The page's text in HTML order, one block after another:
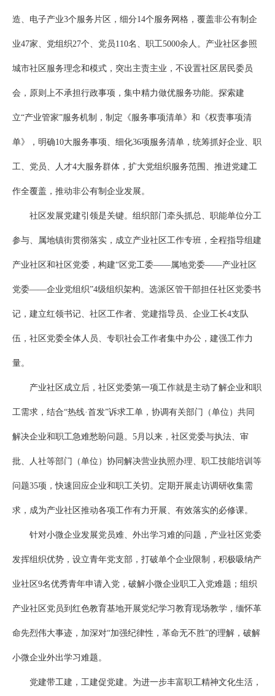
造、电子产业3个服务片区，细分14个服务网格，覆盖非公有制企
业47家、党组织27个、党员110名、职工5000余人。产业社区参照
城市社区服务理念和模式，突出主责主业，不设置社区居民委员
会，原则上不承担行政事项，集中精力做优服务功能。探索建
立“产业管家”服务机制，制定《服务事项清单》和《权责事项清
单》，明确10大服务事项、细化36项服务清单，统筹抓好企业、职
工、党员、人才4大服务群体，扩大党组织服务范围、推进党建工
作全覆盖，推动非公有制企业发展。
社区发展党建引领是关键。组织部门牵头抓总、职能单位分工
参与、属地镇街贯彻落实，成立产业社区工作专班，全程指导组建
产业社区和社区党委，构建“区党工委——属地党委——产业社区
党委——企业党组织”4级组织架构。选派区管干部担任社区党委书
记，建立红领书记、社区工作者、党建指导员、企业工长4支队
伍，社区党委全体人员、专职社会工作者集中办公，建强工作力
量。
产业社区成立后，社区党委第一项工作就是主动了解企业和职
工需求，结合“热线·首发”诉求工单，协调有关部门（单位）共同
解决企业和职工急难愁盼问题。5月以来，社区党委与执法、审
批、人社等部门（单位）协同解决营业执照办理、职工技能培训等
问题35项，快速回应企业和职工关切。定期开展走访调研收集需
求，成为产业社区推动各项工作有力开展、有效落实的必修课。
针对小微企业发展党员难、外出学习难的问题，产业社区党委
发挥组织优势，设立青年党支部，打破单个企业限制，积极吸纳产
业社区9名优秀青年申请入党，破解小微企业职工入党难题；组织
产业社区党员到红色教育基地开展党纪学习教育现场教学，缅怀革
命先烈伟大事迹，加深对“加强纪律性，革命无不胜”的理解，破解
小微企业外出学习难题。
党建带工建，工建促党建。为进一步丰富职工精神文化生活，